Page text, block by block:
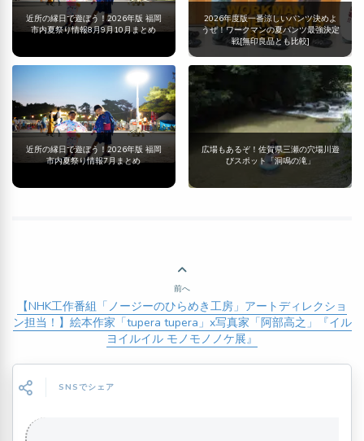
近所の縁日で遊ぼう！2026年版 福岡
市内夏祭り情報8月9月10月まとめ
2026年度版一番涼しいパンツ決めよ
うぜ！ワークマンの夏パンツ最強決定
戦[無印良品とも比較]
近所の縁日で遊ぼう！2026年版 福岡
市内夏祭り情報7月まとめ
広場もあるぞ！佐賀県三瀬の穴場川遊
びスポット「洞鳴の滝」
前へ
【NHK工作番組「ノージーのひらめき工房」アートディレクショ
ン担当！】絵本作家「tupera tupera」x写真家「阿部高之」『イル
ヨイルイル モノモノノケ展』
SNSでシェア